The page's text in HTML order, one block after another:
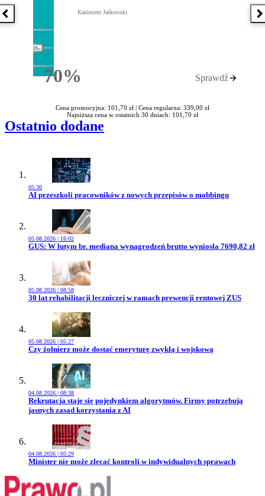
Poprzednia książka
70%Rabatu
Kazimierz Jaśkowski
Sprawdź
Cena promocyjna: 101,70 zł | Cena regularna: 339,00 zł
Najniższa cena w ostatnich 30 dniach: 101,70 zł
Ostatnio dodane
05:30
Przejdź do artykułu:
AI przeszkoli pracowników z nowych przepisów o mobbingu
05.08.2026 | 16:02
Przejdź do artykułu:
GUS: W lutym br. mediana wynagrodzeń brutto wyniosła 7690,82 zł
05.08.2026 | 08:58
Przejdź do artykułu:
30 lat rehabilitacji leczniczej w ramach prewencji rentowej ZUS
05.08.2026 | 05:27
Przejdź do artykułu:
Czy żołnierz może dostać emeryturę zwykłą i wojskową
04.08.2026 | 08:38
Przejdź do artykułu:
Rekrutacja staje się pojedynkiem algorytmów. Firmy potrzebują
jasnych zasad korzystania z AI
04.08.2026 | 05:29
Przejdź do artykułu:
Minister nie może zlecać kontroli w indywidualnych sprawach